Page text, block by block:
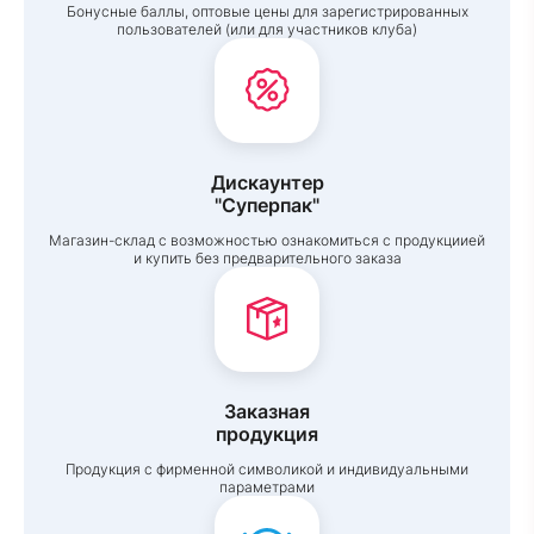
Бонусные баллы, оптовые цены для зарегистрированных
пользователей (или для участников клуба)
Дискаунтер
"Суперпак"
Магазин-склад с возможностью ознакомиться с продукциией
и купить без предварительного заказа
Заказная
продукция
Продукция с фирменной символикой и индивидуальными
параметрами